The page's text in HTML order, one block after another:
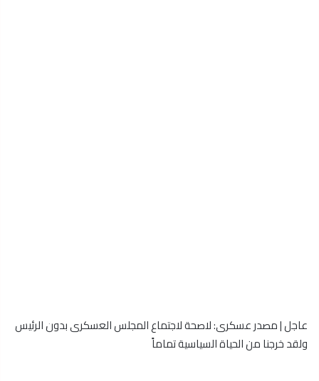
عاجل | مصدر عسكرى: لاصحة لاجتماع المجلس العسكرى بدون الرئيس
ولقد خرجنا من الحياة السياسية تماماً